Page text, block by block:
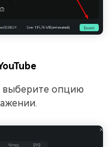
выберите опцию